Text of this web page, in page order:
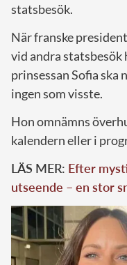
statsbesök.
När franske
vid andra
prinsessan Sofia ska
ingen som visste.
Hon omnämns
kalendern eller i
LÄS MER: Efter
utseende – en stor